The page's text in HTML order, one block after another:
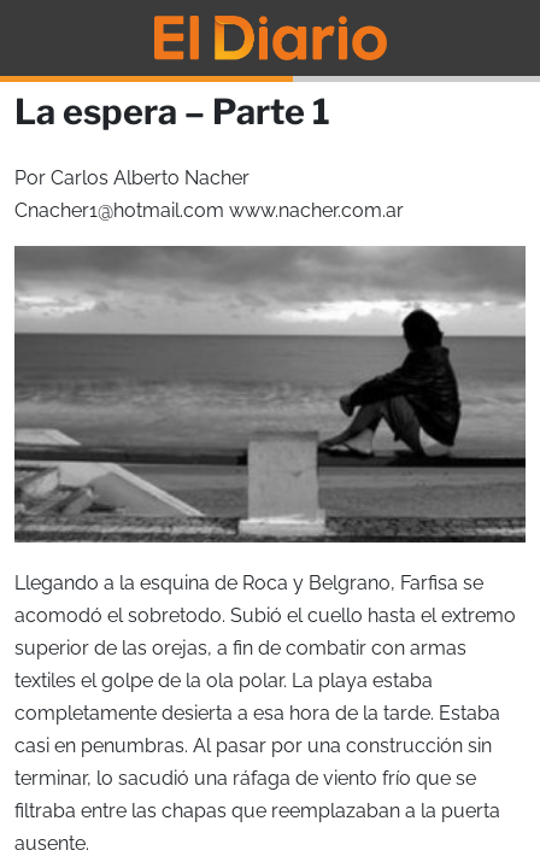
La espera – Parte 1
Por Carlos Alberto Nacher
Cnacher1@hotmail.com www.nacher.com.ar
Llegando a la esquina de Roca y Belgrano, Farfisa se
acomodó el sobretodo. Subió el cuello hasta el extremo
superior de las orejas, a fin de combatir con armas
textiles el golpe de la ola polar. La playa estaba
completamente desierta a esa hora de la tarde. Estaba
casi en penumbras. Al pasar por una construcción sin
terminar, lo sacudió una ráfaga de viento frío que se
filtraba entre las chapas que reemplazaban a la puerta
ausente.